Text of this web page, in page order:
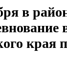
в
края